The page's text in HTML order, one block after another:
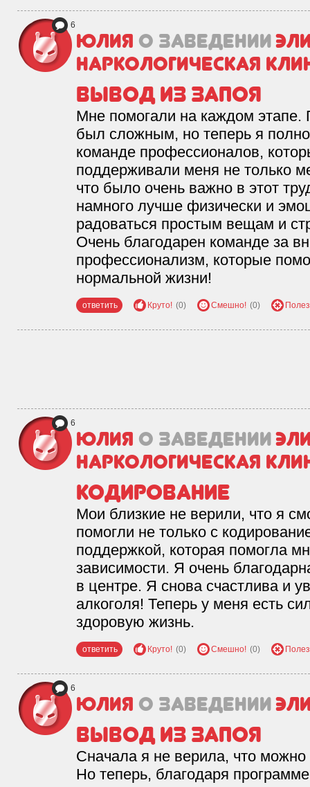
6
Юлия о заведении
наркологическая
Вывод из запоя
Мне помогали на каждом этапе.
был сложным, но теперь я
команде профессионалов,
поддерживали меня не только
что было очень важно в этот
намного лучше физически и
радоваться простым вещам и
Очень благодарен команде за
профессионализм, которые
нормальной жизни!
ответить Круто! (0) Смешно! (0)
6
Юлия о заведении
наркологическая
Кодирование
Мои близкие не верили, что я
помогли не только с
поддержкой, которая помогла
зависимости. Я очень
в центре. Я снова счастлива и
алкоголя! Теперь у меня есть
здоровую жизнь.
ответить Круто! (0) Смешно! (0)
6
Юлия о заведении
Вывод из запоя
Сначала я не верила, что можно
Но теперь, благодаря